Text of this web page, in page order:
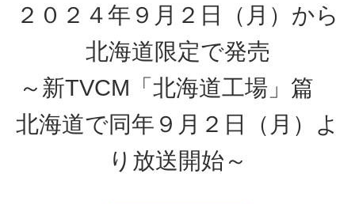
２０２４年９月２日（月）から
北海道限定で発売
～新TVCM「北海道工場」篇
北海道で同年９月２日（月）よ
り放送開始～